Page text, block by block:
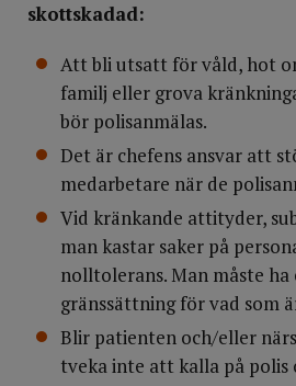
skottskadad:
Att bli utsatt för våld, hot
familj eller grova
bör polisanmälas.
Det är chefens ansvar att
medarbetare när de
Vid kränkande attityder,
man kastar saker på
nolltolerans. Man måste
gränssättning för vad som
Blir patienten och/eller
tveka inte att kalla på polis